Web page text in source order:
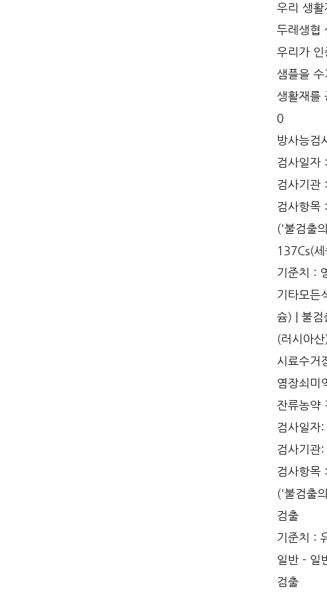
우리 생
두레생협
우리가
샘플을
생활재를
0
방사능검
검사일
검사기관
검사항목
('불검출
137Cs(
기준치 :
기타모든
슘) | 불검
(러시아
시료수거
염장쇠미
잔류농약
검사일자
검사기관
검사항목
('불검출
검출
기준치 :
일반 - 일
검출